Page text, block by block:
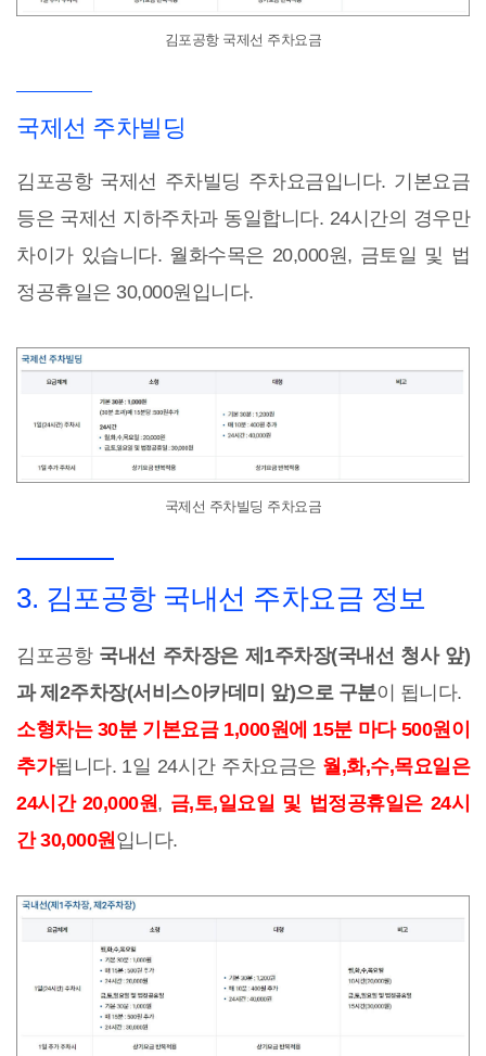
김포공항 국제선 주차요금
국제선 주차빌딩
김포공항 국제선 주차빌딩 주차요금입니다. 기본요금
등은 국제선 지하주차과 동일합니다. 24시간의 경우만
차이가 있습니다. 월화수목은 20,000원, 금토일 및 법
정공휴일은 30,000원입니다.
국제선 주차빌딩 주차요금
3. 김포공항 국내선 주차요금 정보
김포공항 국내선 주차장은 제1주차장(국내선 청사 앞)
과 제2주차장(서비스아카데미 앞)으로 구분이 됩니다.
소형차는 30분 기본요금 1,000원에 15분 마다 500원이
추가됩니다. 1일 24시간 주차요금은 월,화,수,목요일은
24시간 20,000원, 금,토,일요일 및 법정공휴일은 24시
간 30,000원입니다.